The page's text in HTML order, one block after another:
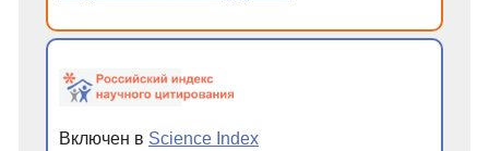
Включен в Science Index